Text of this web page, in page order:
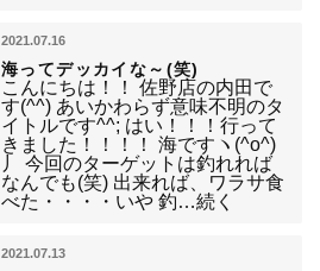
2021.07.16
海ってデッカイな～(笑)
こんにちは！！ 佐野店の内田で
す(^^) あいかわらず意味不明のタ
イトルです^^; はい！！！行って
きました！！！！ 海ですヽ(^o^)
丿 今回のターゲットは釣れれば
なんでも(笑) 出来れば、ワラサ食
べた・・・・いや 釣…続く
2021.07.13